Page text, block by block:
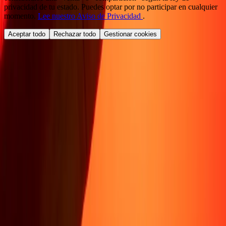
privacidad de tu estado. Puedes optar por no participar en cualquier
momento. Lee nuestro Aviso de Privacidad .
Aceptar todo Rechazar todo Gestionar cookies